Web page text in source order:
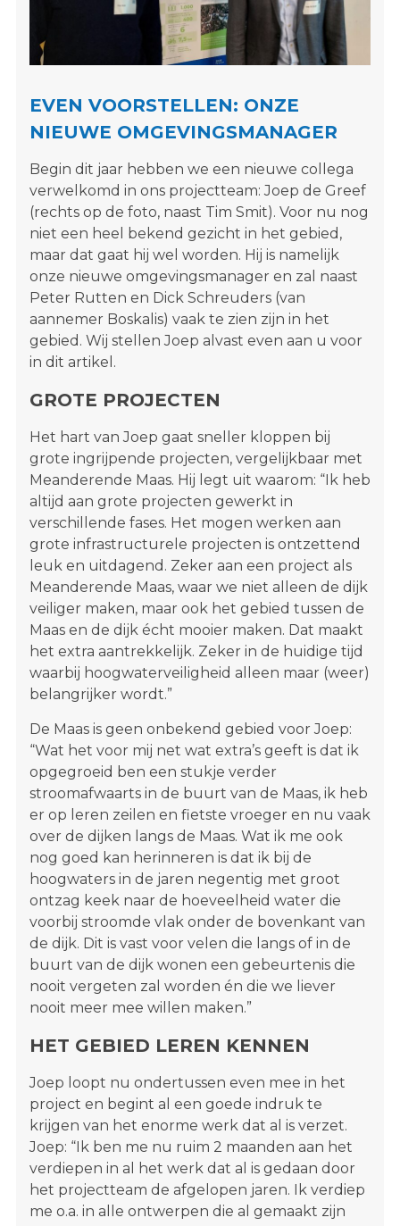
EVEN VOORSTELLEN: ONZE
NIEUWE OMGEVINGSMANAGER
Begin dit jaar hebben we een nieuwe collega
verwelkomd in ons projectteam: Joep de Greef
(rechts op de foto, naast Tim Smit). Voor nu nog
niet een heel bekend gezicht in het gebied,
maar dat gaat hij wel worden. Hij is namelijk
onze nieuwe omgevingsmanager en zal naast
Peter Rutten en Dick Schreuders (van
aannemer Boskalis) vaak te zien zijn in het
gebied. Wij stellen Joep alvast even aan u voor
in dit artikel.
GROTE PROJECTEN
Het hart van Joep gaat sneller kloppen bij
grote ingrijpende projecten, vergelijkbaar met
Meanderende Maas. Hij legt uit waarom: “Ik heb
altijd aan grote projecten gewerkt in
verschillende fases. Het mogen werken aan
grote infrastructurele projecten is ontzettend
leuk en uitdagend. Zeker aan een project als
Meanderende Maas, waar we niet alleen de dijk
veiliger maken, maar ook het gebied tussen de
Maas en de dijk écht mooier maken. Dat maakt
het extra aantrekkelijk. Zeker in de huidige tijd
waarbij hoogwaterveiligheid alleen maar (weer)
belangrijker wordt.”
De Maas is geen onbekend gebied voor Joep:
“Wat het voor mij net wat extra’s geeft is dat ik
opgegroeid ben een stukje verder
stroomafwaarts in de buurt van de Maas, ik heb
er op leren zeilen en fietste vroeger en nu vaak
over de dijken langs de Maas. Wat ik me ook
nog goed kan herinneren is dat ik bij de
hoogwaters in de jaren negentig met groot
ontzag keek naar de hoeveelheid water die
voorbij stroomde vlak onder de bovenkant van
de dijk. Dit is vast voor velen die langs of in de
buurt van de dijk wonen een gebeurtenis die
nooit vergeten zal worden én die we liever
nooit meer mee willen maken.”
HET GEBIED LEREN KENNEN
Joep loopt nu ondertussen even mee in het
project en begint al een goede indruk te
krijgen van het enorme werk dat al is verzet.
Joep: “Ik ben me nu ruim 2 maanden aan het
verdiepen in al het werk dat al is gedaan door
het projectteam de afgelopen jaren. Ik verdiep
me o.a. in alle ontwerpen die al gemaakt zijn